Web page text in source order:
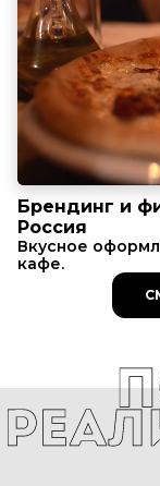
Брендинг и
Россия
Вкусное
кафе.